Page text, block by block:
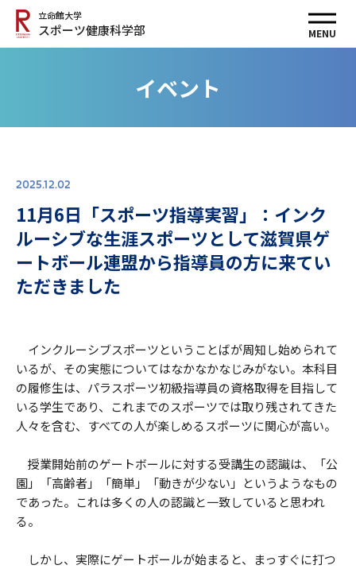
立命館大学
スポーツ健康科学部 MENU
イベント
2025.12.02
11月6日「スポーツ指導実習」：インク
ルーシブな生涯スポーツとして滋賀県ゲ
ートボール連盟から指導員の方に来てい
ただきました
インクルーシブスポーツということばが周知し始められて
いるが、その実態についてはなかなかなじみがない。本科目
の履修生は、パラスポーツ初級指導員の資格取得を目指して
いる学生であり、これまでのスポーツでは取り残されてきた
人々を含む、すべての人が楽しめるスポーツに関心が高い。
授業開始前のゲートボールに対する受講生の認識は、「公
園」「高齢者」「簡単」「動きが少ない」というようなもの
であった。これは多くの人の認識と一致していると思われ
る。
しかし、実際にゲートボールが始まると、まっすぐに打つ